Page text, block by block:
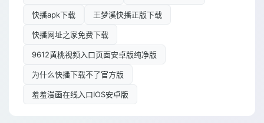
快播apk下载 王梦溪快播正版下载
快播网址之家免费下载
9612黄桃视频入口页面安卓版纯净版
为什么快播下载不了官方版
羞羞漫画在线入口IOS安卓版